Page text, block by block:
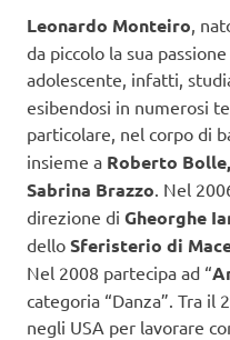
Leonardo Monteiro ,
da piccolo la sua
adolescente, infatti,
esibendosi in numerosi
particolare, nel corpo di
insieme a Roberto
Sabrina Brazzo . Nel
direzione di Gheorghe
dello Sferisterio di
Nel 2008 partecipa ad “
categoria “Danza”. Tra il
negli USA per lavorare